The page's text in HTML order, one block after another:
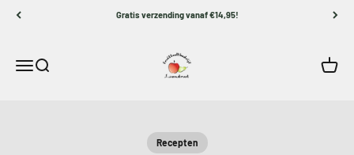
Gratis verzending vanaf €14,95!
Navigatiemenu openen
Zoeken openen
De Fruithut
Recepten